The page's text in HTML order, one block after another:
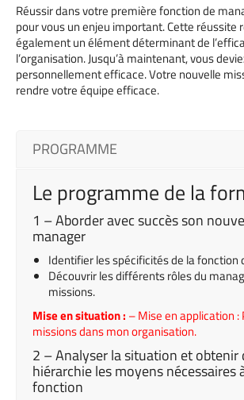
Réussir dans votre première fonction de
pour vous un enjeu important. Cette réussite
également un élément déterminant de
l’organisation. Jusqu’à maintenant, vous
personnellement efficace. Votre nouvelle
rendre votre équipe efficace.
PROGRAMME
Le programme de la
1 – Aborder avec succès son
manager
Identifier les spécificités de la fonction
Découvrir les différents rôles du
missions.
Mise en situation : – Mise en application
missions dans mon organisation.
2 – Analyser la situation et obtenir
hiérarchie les moyens nécessaires
fonction